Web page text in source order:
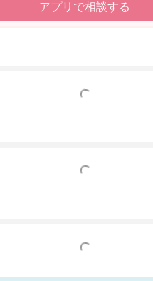
乳量としては足りているのか
間を増やしてみていただくこと
つ伏せ遊びをされるのもいい
アプリで相談する
もっと見る
もっと見る
もっと見る